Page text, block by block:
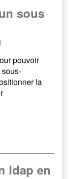
sous
pouvoir
la
ldap en